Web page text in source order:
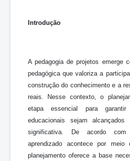
Introdução
A pedagogia de projetos emerge
pedagógica que valoriza a
construção do conhecimento e a
reais. Nesse contexto, o
etapa essencial para
educacionais sejam
significativa. De acordo
aprendizado acontece por
planejamento oferece a base